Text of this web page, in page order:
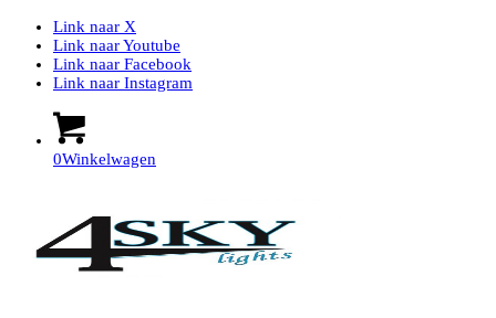
Link naar X
Link naar Youtube
Link naar Facebook
Link naar Instagram
0Winkelwagen